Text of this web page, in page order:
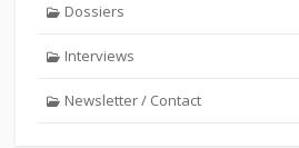
Dossiers
Interviews
Newsletter / Contact